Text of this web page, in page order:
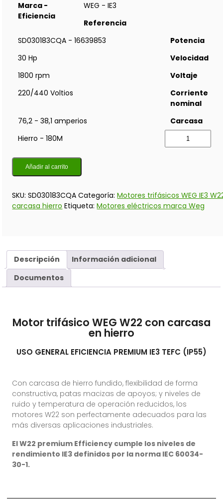
Marca -
Eficiencia
WEG - IE3
Referencia
SD030183CQA - 16639853
Potencia
30 Hp
Velocidad
1800 rpm
Voltaje
220/440 Voltios
Corriente
nominal
76,2 - 38,1 amperios
Carcasa
Hierro - 180M
Añadir al carrito
SKU:SD030183CQA Categoría:Motores trifásicos WEG IE3
carcasa hierro Etiqueta:Motores eléctricos marca Weg
Descripción
Información adicional
Documentos
Motor trifásico WEG W22 con carcasa
en hierro
USO GENERAL EFICIENCIA PREMIUM IE3 TEFC (IP55)
Con carcasa de hierro fundido, flexibilidad de forma
constructiva, patas macizas de apoyos; y niveles de
ruido y temperatura de operación reducidos, los
motores W22 son perfectamente adecuados para las
más diversas aplicaciones industriales.
El W22 premium Efficiency cumple los niveles de
rendimiento IE3 definidos por la norma IEC 60034-
30-1.